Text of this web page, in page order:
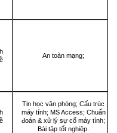
An toàn mạng;
Tin học văn phòng; Cấu trúc
máy tính; MS Access; Chuẩn
đoán & xử lý sự cố máy tính;
Bài tập tốt nghiệp.